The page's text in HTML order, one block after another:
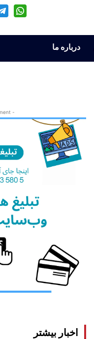
درباره ما
- Advertisment -
اخبار بیشتر